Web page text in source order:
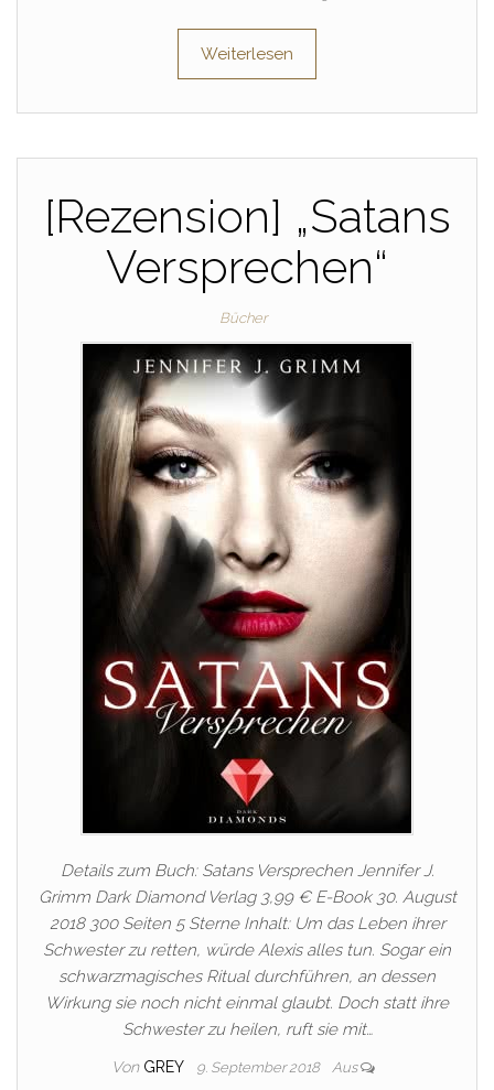
Weiterlesen
[Rezension] „Satans
Versprechen“
Bücher
Details zum Buch: Satans Versprechen Jennifer J.
Grimm Dark Diamond Verlag 3,99 € E-Book 30. August
2018 300 Seiten 5 Sterne Inhalt: Um das Leben ihrer
Schwester zu retten, würde Alexis alles tun. Sogar ein
schwarzmagisches Ritual durchführen, an dessen
Wirkung sie noch nicht einmal glaubt. Doch statt ihre
Schwester zu heilen, ruft sie mit…
Von GREY 9. September 2018 Aus